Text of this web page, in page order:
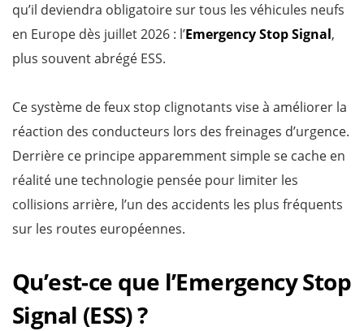
qu’il deviendra obligatoire sur tous les véhicules neufs
en Europe dès juillet 2026 : l’Emergency Stop Signal,
plus souvent abrégé ESS.
Ce système de feux stop clignotants vise à améliorer la
réaction des conducteurs lors des freinages d’urgence.
Derrière ce principe apparemment simple se cache en
réalité une technologie pensée pour limiter les
collisions arrière, l’un des accidents les plus fréquents
sur les routes européennes.
Qu’est-ce que l’Emergency Stop
Signal (ESS) ?